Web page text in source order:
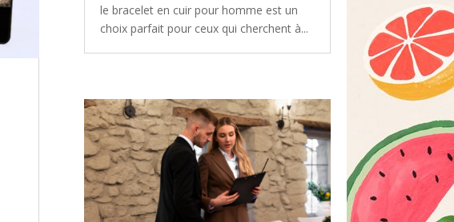
le bracelet en cuir pour homme est un
choix parfait pour ceux qui cherchent à...